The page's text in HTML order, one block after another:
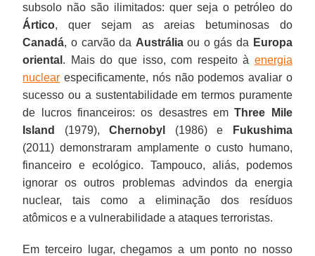
subsolo não são ilimitados: quer seja o petróleo do
Ártico, quer sejam as areias betuminosas do
Canadá, o carvão da Austráliaou o gás da Europa
oriental . Mais do que isso, com respeito à energia
nuclear especificamente, nós não podemos avaliar o
sucesso ou a sustentabilidade em termos puramente
de lucros financeiros: os desastres emThree Mile
Island
(1979),Chernobyl (1986) e
Fukushima
(2011) demonstraram amplamente o custo humano,
financeiro e ecológico. Tampouco, aliás, podemos
ignorar os outros problemas advindos da energia
nuclear, tais como a eliminação dos resíduos
atômicos e a vulnerabilidade a ataques terroristas.
Em terceiro lugar, chegamos a um ponto no nosso